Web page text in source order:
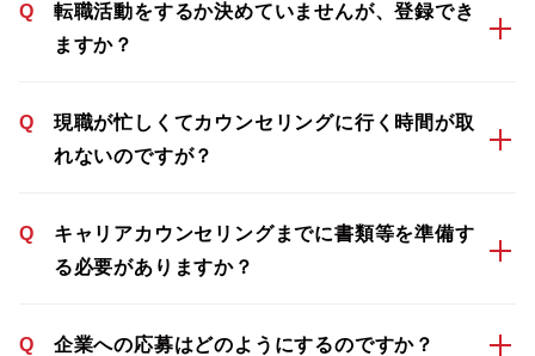
Q
転職活動をするか決めていませんが、登録でき
ますか？
Q
現職が忙しくてカウンセリングに行く時間が取
れないのですが？
Q
キャリアカウンセリングまでに書類等を準備す
る必要がありますか？
Q 企業への応募はどのようにするのですか？